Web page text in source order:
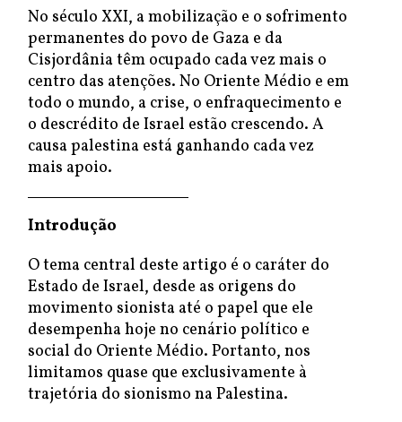
No século XXI, a mobilização e o sofrimento
permanentes do povo de Gaza e da
Cisjordânia têm ocupado cada vez mais o
centro das atenções. No Oriente Médio e em
todo o mundo, a crise, o enfraquecimento e
o descrédito de Israel estão crescendo. A
causa palestina está ganhando cada vez
mais apoio.
Introdução
O tema central deste artigo é o caráter do
Estado de Israel, desde as origens do
movimento sionista até o papel que ele
desempenha hoje no cenário político e
social do Oriente Médio. Portanto, nos
limitamos quase que exclusivamente à
trajetória do sionismo na Palestina.